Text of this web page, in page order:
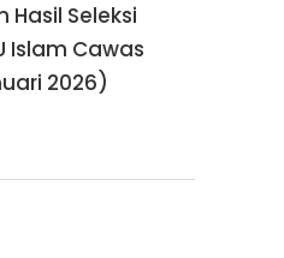
Hasil Seleksi
Islam Cawas
2026)